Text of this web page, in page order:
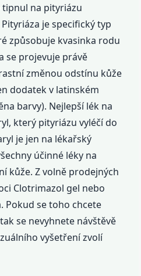
na pityriázu
Pityriáza je specifický typ
způsobuje kvasinka rodu
se projevuje právě
změnou odstínu kůže
dodatek v latinském
barvy). Nejlepší lék na
který pityriázu vyléčí do
je jen na lékařský
účinné léky na
kůže. Z volně prodejných
Clotrimazol gel nebo
Pokud se toho chcete
se nevyhnete návštěvě
vyšetření zvolí